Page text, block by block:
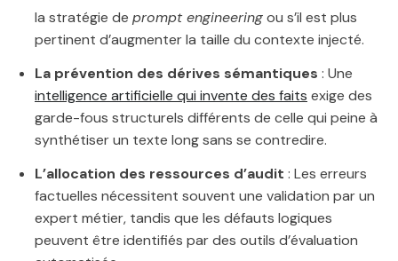
la stratégie de prompt engineeringou s’il est plus
pertinent d’augmenter la taille du contexte injecté.
La prévention des dérives sémantiques : Une
intelligence artificielle qui invente des faits exige des
garde-fous structurels différents de celle qui peine à
synthétiser un texte long sans se contredire.
L’allocation des ressources d’audit : Les erreurs
factuelles nécessitent souvent une validation par un
expert métier, tandis que les défauts logiques
peuvent être identifiés par des outils d’évaluation